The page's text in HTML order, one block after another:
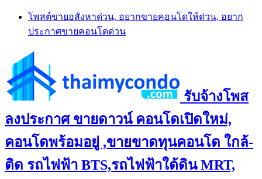
Skip
content
โพสต์ขายอสังหาด่วน, อยากขายคอนโดให้ด่วน, อยาก
ประกาศขายคอนโดด่วน
รับจ้างโพส
ลงประกาศ ขายดาวน์ คอนโดเปิดใหม่,
คอนโดพร้อมอยู่ ,ขายขาดทุนคอนโด ใกล้-
ติด รถไฟฟ้า BTS,รถไฟฟ้าใต้ดิน MRT,